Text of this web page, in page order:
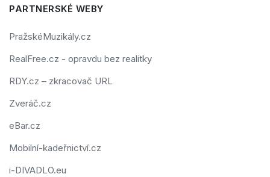
PARTNERSKÉ WEBY
PražskéMuzikály.cz
RealFree.cz - opravdu bez realitky
RDY.cz – zkracovač URL
Zveráč.cz
eBar.cz
Mobilní-kadeřnictví.cz
i-DIVADLO.eu